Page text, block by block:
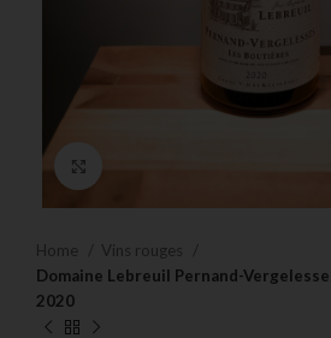
Home
Vins rouges
Domaine Lebreuil Pernand-
2020